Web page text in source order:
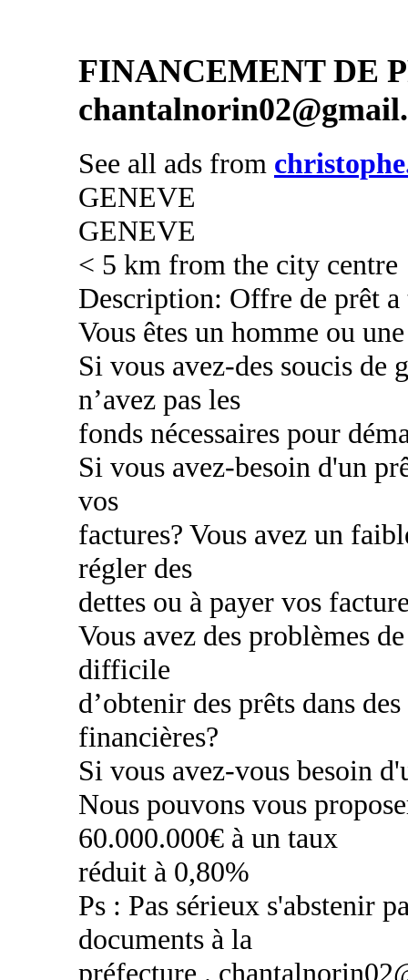
FINANCEMENT DE
See all ads from
GENEVE
GENEVE
< 5 km from the city centre
Description: Offre de prêt
Vous êtes un homme ou
Si vous avez-des soucis de
n’avez pas les
fonds nécessaires pour
Si vous avez-besoin d'un
vos
factures? Vous avez un
régler des
dettes ou à payer vos
Vous avez des problèmes
difficile
d’obtenir des prêts dans
financières?
Si vous avez-vous besoin
Nous pouvons vous
60.000.000€ à un taux
réduit à 0,80%
Ps : Pas sérieux s'abstenir
documents à la
préfecture .